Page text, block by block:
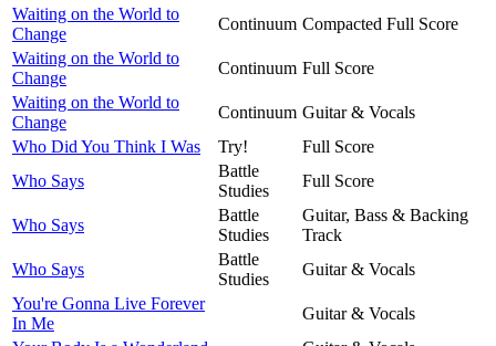
Waiting on the World to
Change
Continuum Compacted Full Score
Waiting on the World to
Change
Continuum Full Score
Waiting on the World to
Change
Continuum Guitar & Vocals
Who Did You Think I Was
Try!
Full Score
Who Says
Battle
Studies
Full Score
Who Says
Battle
Studies
Guitar, Bass & Backing
Track
Who Says
Battle
Studies
Guitar & Vocals
You're Gonna Live Forever
In Me
Guitar & Vocals